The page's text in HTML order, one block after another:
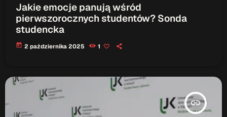
Jakie emocje panują wśród
pierwszorocznych studentów? Sonda
studencka
today 2 października 2025 1
insert_link